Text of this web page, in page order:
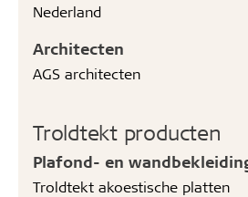
Nederland
Architecten
AGS architecten
Troldtekt producten
Plafond- en
Troldtekt akoestische platten